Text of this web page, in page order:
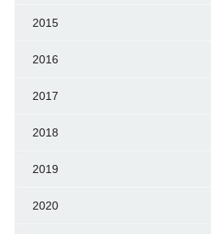
2015
2016
2017
2018
2019
2020